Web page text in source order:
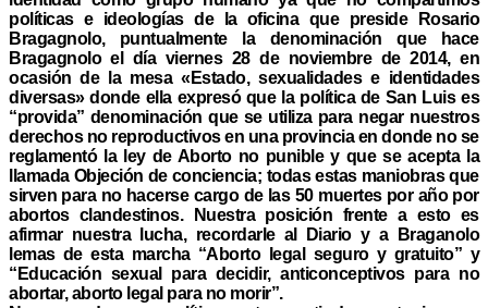
políticas e ideologías de la oficina que preside Rosario
Bragagnolo, puntualmente la denominación que hace
Bragagnolo el día viernes 28 de noviembre de 2014, en
ocasión de la mesa «Estado, sexualidades e identidades
diversas» donde ella expresó que la política de San Luis es
“provida” denominación que se utiliza para negar nuestros
derechos no reproductivos en una provincia en donde no se
reglamentó la ley de Aborto no punible y que se acepta la
llamada Objeción de conciencia; todas estas maniobras que
sirven para no hacerse cargo de las 50 muertes por año por
abortos clandestinos. Nuestra posición frente a esto es
afirmar nuestra lucha, recordarle al Diario y a Braganolo
lemas de esta marcha “Aborto legal seguro y gratuito” y
“Educación sexual para decidir, anticonceptivos para no
abortar, aborto legal para no morir”.